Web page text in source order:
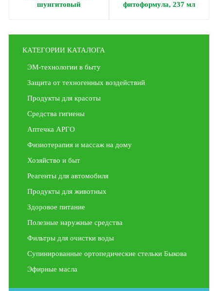
шунгитовый
фитоформула, 237 мл
КАТЕГОРИИ КАТАЛОГА
ЭМ-технологии в быту
Защита от техногенных воздействий
Продукты для красоты
Средства гигиены
Аптечка АРГО
Физиотерапия и массаж на дому
Хозяйство и быт
Реагенты для автомобиля
Продукты для животных
Здоровое питание
Полезные наружные средства
Фильтры для очистки воды
Супинированные ортопедические стельки Быкова
Эфирные масла